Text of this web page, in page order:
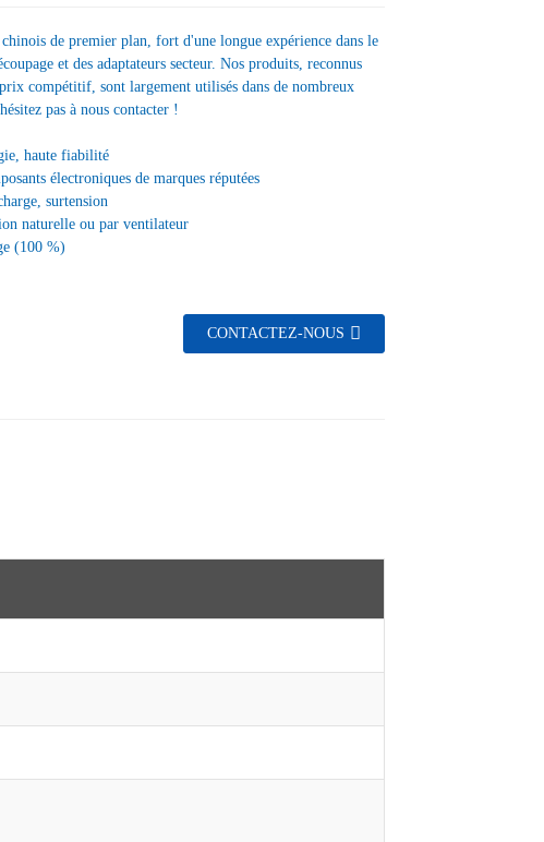
de premier plan, fort d'une longue expérience dans le
et des adaptateurs secteur. Nos produits, reconnus
compétitif, sont largement utilisés dans de nombreux
pas à nous contacter !
haute fiabilité
électroniques de marques réputées
surtension
naturelle ou par ventilateur
(100 %)
CONTACTEZ-NOUS